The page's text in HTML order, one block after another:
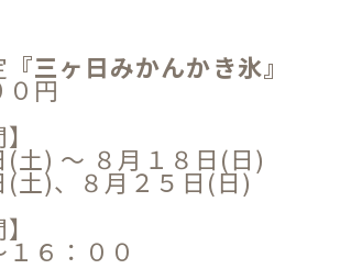
『三ヶ日みかんかき氷』
円
(土) ～ ８月１８日(日)
(土)、８月２５日(日)
６：００